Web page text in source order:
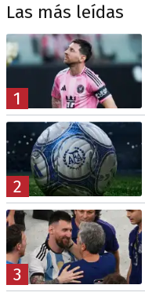
Las más leídas
1
2
3